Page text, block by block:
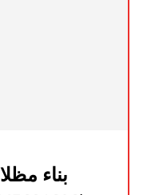
بناء